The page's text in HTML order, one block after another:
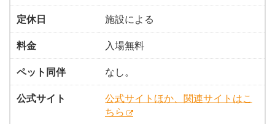
定休日
施設による
料金
入場無料
ペット同伴
なし。
公式サイト
公式サイトほか、関連サイトはこ
ちら